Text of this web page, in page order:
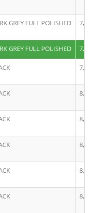
GREY FULL POLISHED 7,5J
GREY FULL POLISHED 7,5J
7,5J
8,0J
8,0J
8,0J
8,0J
8,0J